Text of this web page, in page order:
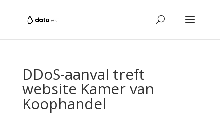
DDoS-aanval treft
website Kamer van
Koophandel